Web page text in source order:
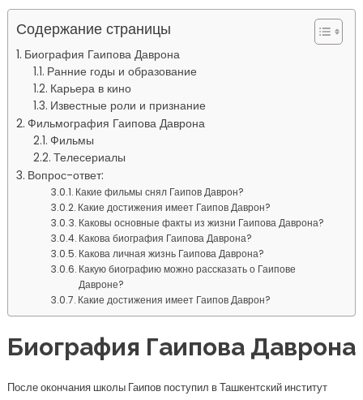
Содержание страницы
Биография Гаипова Даврона
Ранние годы и образование
Карьера в кино
Известные роли и признание
Фильмография Гаипова Даврона
Фильмы
Телесериалы
Вопрос-ответ:
Какие фильмы снял Гаипов Даврон?
Какие достижения имеет Гаипов Даврон?
Каковы основные факты из жизни Гаипова Даврона?
Какова биография Гаипова Даврона?
Какова личная жизнь Гаипова Даврона?
Какую биографию можно рассказать о Гаипове
Давроне?
Какие достижения имеет Гаипов Даврон?
Биография Гаипова Даврона
После окончания школы Гаипов поступил в Ташкентский институт